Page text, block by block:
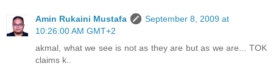
Amin Rukaini Mustafa
September 8, 2009 at
10:26:00 AM GMT+2
akmal, what we see is not as they are but as we are... TOK
claims k..